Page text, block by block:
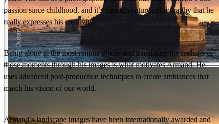
passion since childhood, and it’s through nature photography that he
really expresses his creativity.
Being alone in the most remote places and translating the feelings of
those moments through his images is what motivates Armand. He
uses advanced post-production techniques to create ambiances that
match his vision of our world.
Armand’s landscape images have been internationally awarded and